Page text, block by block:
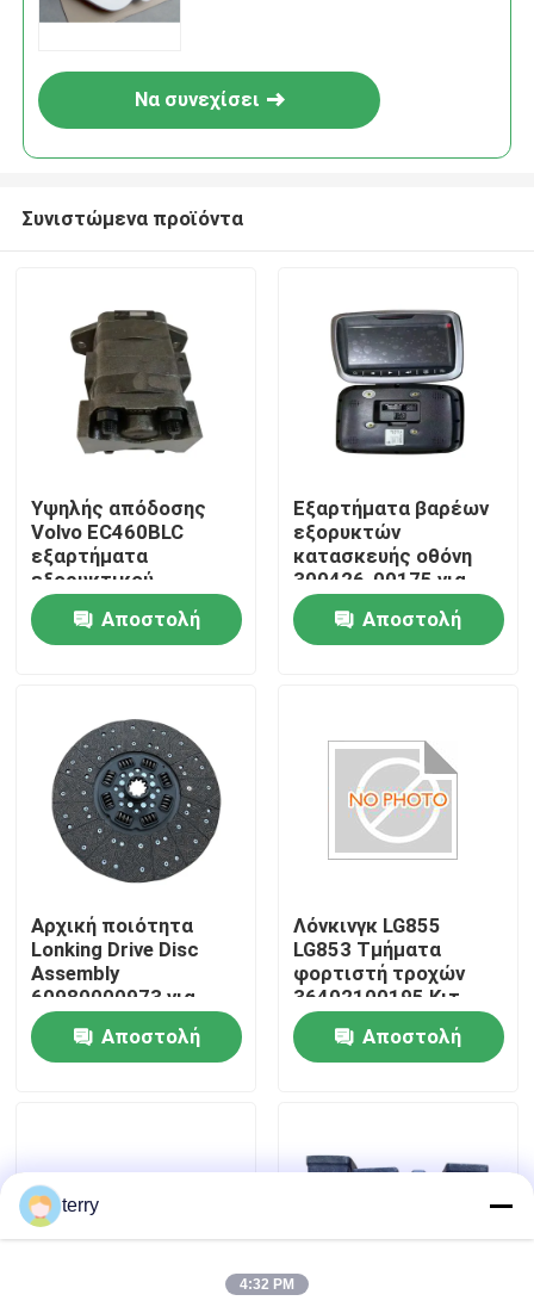
Αρχική Σελίδα
Σχετικά με εμάς
Γύρος εργοστασίων
Ποιοτικός έλεγχος
επαφή
Νέα
Ανταλλακτικά Liugong
Ανταλλακτικά Cummins
Να συνεχίσει
Συνιστώμενα προϊόντα
Υψηλής απόδοσης
Volvo EC460BLC
εξαρτήματα
εξορυκτικού
μηχανήματος αντλία
14561971 για
συντήρηση
Αποστολή
Εξαρτήματα βαρέων
εξορυκτών
κατασκευής οθόνη
300426-00175 για
Doosan DX500 Μέρη
συντήρησηΑποστολή
Αρχική ποιότητα
Lonking Drive Disc
Assembly
60980000973 για
φορτιστή τροχών
Αποστολή
Λόνκινγκ LG855
LG853 Τμήματα
φορτιστή τροχών
36402100195 Κιτ
σφραγίδας
πετρελαίουΑποστολή
terry
4:32 PM